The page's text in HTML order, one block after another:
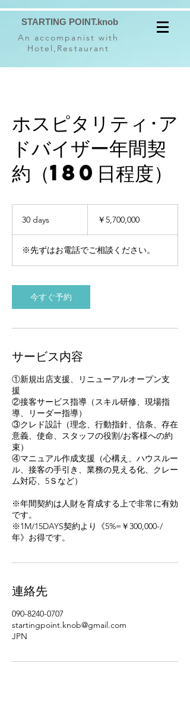
STARTING POINT.knob
An accompanist with
Hotel,Restaurant
ホスピタリティ･ア
ドバイザー年間契
約（180日程度）
30 days
a
y
￥5,700,000
※先ずはお電話でご相談ください。
今すぐ予約
サービス内容
①新規出店支援、リニューアルオープン支
援
②接客サービス指導（スキル研修、現場指
導、リーダー指導）
③クレド設計（理念、行動指針、信条、存在
意義、使命、スタッフの役割/お客様への約
束）
④マニュアル作成支援（心構え、ハウスルー
ル、接客の手引き、業務の見える化、クレー
ム対応、5Ｓなど）
※年間契約は人財を育成する上で非常に有効
です。
※1M/15DAYS契約より《5%=￥300,000-/
年》お得です。
連絡先
090-8240-0707
startingpoint.knob@gmail.com
JPN